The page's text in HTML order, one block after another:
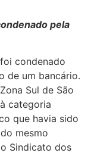
pela
condenado
de um bancário.
Sul de São
categoria
que havia sido
mesmo
Sindicato dos